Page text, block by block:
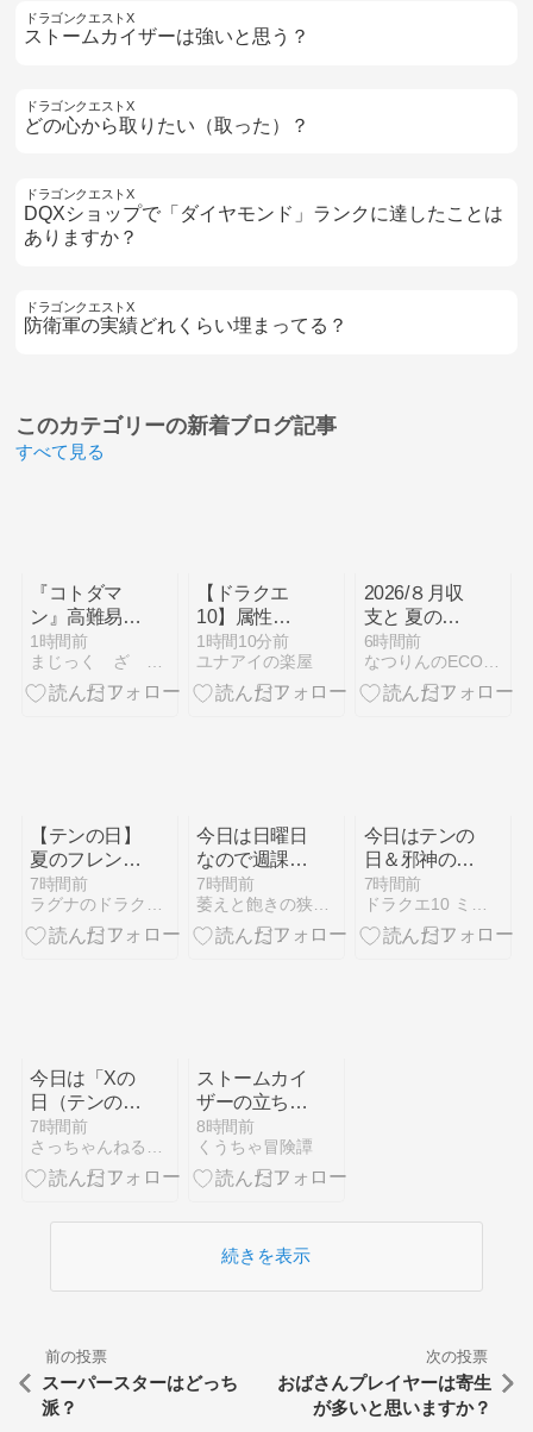
ドラゴンクエストX
ストームカイザーは強いと思う？
ドラゴンクエストX
どの心から取りたい（取った）？
ドラゴンクエストX
DQXショップで「ダイヤモンド」ランクに達したことは
ありますか？
ドラゴンクエストX
防衛軍の実績どれくらい埋まってる？
このカテゴリーの新着ブログ記事
すべて見る
『コトダマ
ン』高難易度
の降臨ムオン
が簡単に満
福！？マルチ
1時間前
まじっく ざ げーまー
【ドラクエ
10】属性埋
め盾を夢見
て！メタルド
ラゴンde白
1時間10分前
ユナアイの楽屋
2026/８月収
支と 夏のフ
レンド探し隊
6時間前
なつりんのECO日記♪〜ドラクエセラムン味〜
【テンの日】
夏のフレンド
探し隊開催！
【2026年8
月】
7時間前
今日は日曜日
なので週課を
します×3
で！ ドラク
エ10
7時間前
今日はテンの
日＆邪神の宮
殿更新日！や
ること一覧
7時間前
今日は「Xの
日（テンの
日）」ですよ
～！（2026
年8月10日
7時間前
ストームカイ
ザーの立ちか
た「嵐帝の継
承者」を紹介
します
8時間前
くうちゃ冒険譚
続きを表示
前の投票
スーパースターはどっち
派？
次の投票
おばさんプレイヤーは寄生
が多いと思いますか？